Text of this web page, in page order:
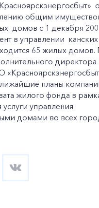
общим
домов с 1 декабря
в управлении канских
65 жилых домов.
директора
планы
жилого фонда в
управления
домами во всех